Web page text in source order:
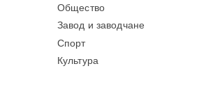
Общество
Завод и заводчане
Спорт
Культура